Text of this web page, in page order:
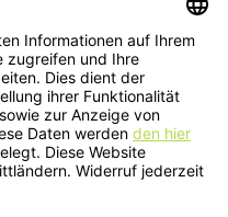
zzgl. Versandkosten.
Nur solange der Vorrat reicht.
& Co. KG - All Rights Reserved.​